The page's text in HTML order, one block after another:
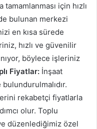
için hızlı
bulunan merkezi
en kısa sürede
hızlı ve güvenilir
böylece işleriniz
Fiyatlar: İnşaat
rekabetçi fiyatlarla
olur. Toplu
düzenlediğimiz özel